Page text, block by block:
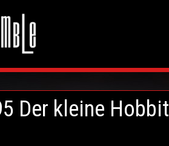
Der kleine Hobbit